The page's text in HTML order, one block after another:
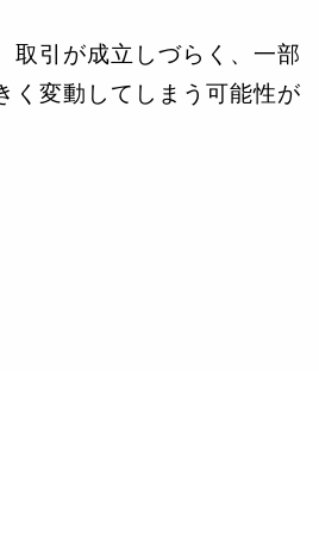
取引が成立しづらく、一部
く変動してしまう可能性が